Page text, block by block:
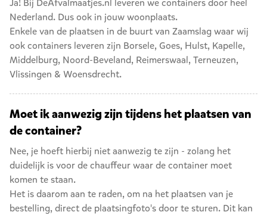
Nederland. Dus ook in jouw woonplaats.
Enkele van de plaatsen in de buurt van Zaamslag waar wij
ook containers leveren zijn Borsele, Goes, Hulst, Kapelle,
Middelburg, Noord-Beveland, Reimerswaal, Terneuzen,
Vlissingen & Woensdrecht.
Moet ik aanwezig zijn tijdens het plaatsen van
de container?
Nee, je hoeft hierbij niet aanwezig te zijn - zolang het
duidelijk is voor de chauffeur waar de container moet
komen te staan.
Het is daarom aan te raden, om na het plaatsen van je
bestelling, direct de plaatsingfoto's door te sturen. Dit kan